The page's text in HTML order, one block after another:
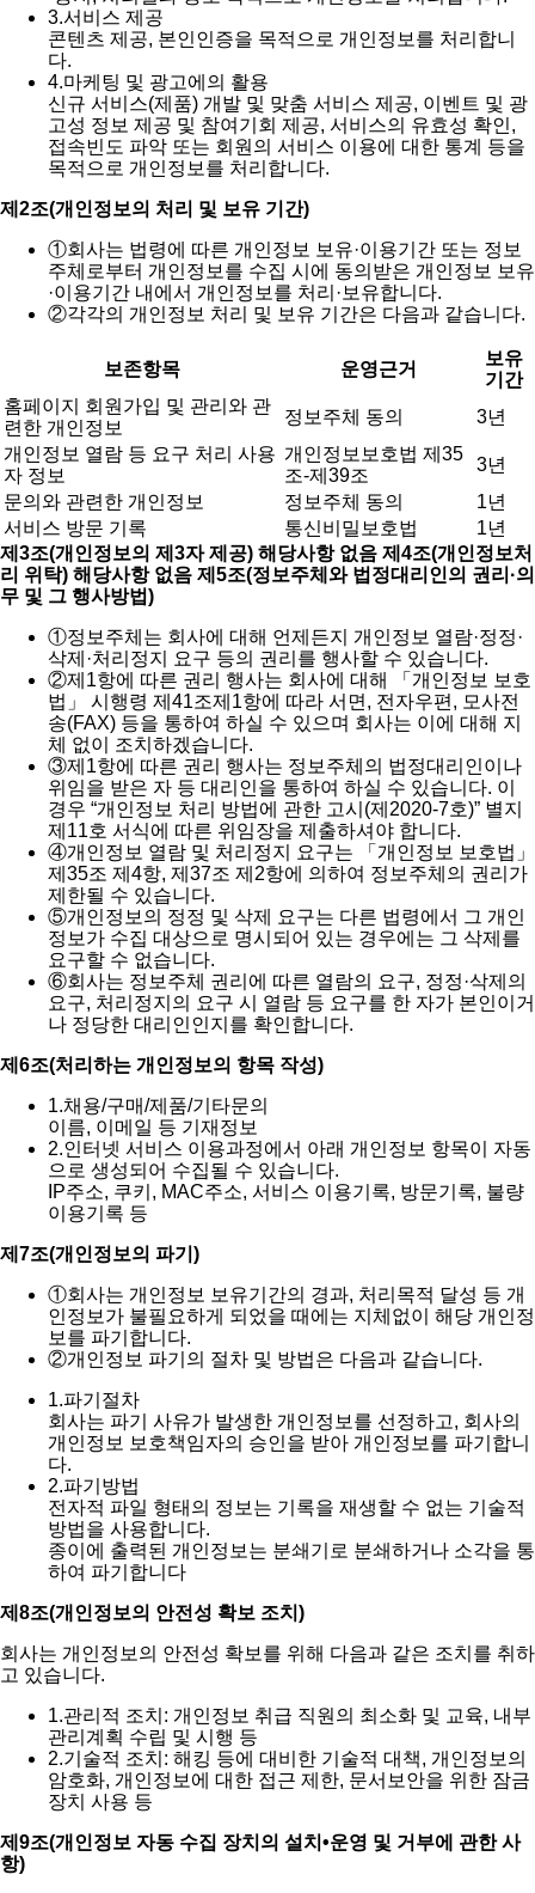
3.서비스 제공
콘텐츠 제공, 본인인증을 목적으로 개인정보를 처리합니
다.
4.마케팅 및 광고에의 활용
신규 서비스(제품) 개발 및 맞춤 서비스 제공, 이벤트 및 광
고성 정보 제공 및 참여기회 제공, 서비스의 유효성 확인,
접속빈도 파악 또는 회원의 서비스 이용에 대한 통계 등을
목적으로 개인정보를 처리합니다.
제2조(개인정보의 처리 및 보유 기간)
①회사는 법령에 따른 개인정보 보유·이용기간 또는 정보
주체로부터 개인정보를 수집 시에 동의받은 개인정보 보유
·이용기간 내에서 개인정보를 처리·보유합니다.
②각각의 개인정보 처리 및 보유 기간은 다음과 같습니다.
보존항목 운영근거
보유
기간
홈페이지 회원가입 및 관리와 관
련한 개인정보
정보주체 동의
3년
개인정보 열람 등 요구 처리 사용
자 정보
개인정보보호법 제35
조-제39조
3년
문의와 관련한 개인정보
정보주체 동의
1년
서비스 방문 기록
통신비밀보호법
1년
제3조(개인정보의 제3자 제공) 해당사항 없음 제4조(개인정보처
리 위탁) 해당사항 없음 제5조(정보주체와 법정대리인의 권리·의
무 및 그 행사방법)
①정보주체는 회사에 대해 언제든지 개인정보 열람·정정·
삭제·처리정지 요구 등의 권리를 행사할 수 있습니다.
②제1항에 따른 권리 행사는 회사에 대해 「개인정보 보호
법」 시행령 제41조제1항에 따라 서면, 전자우편, 모사전
송(FAX) 등을 통하여 하실 수 있으며 회사는 이에 대해 지
체 없이 조치하겠습니다.
③제1항에 따른 권리 행사는 정보주체의 법정대리인이나
위임을 받은 자 등 대리인을 통하여 하실 수 있습니다. 이
경우 “개인정보 처리 방법에 관한 고시(제2020-7호)” 별지
제11호 서식에 따른 위임장을 제출하셔야 합니다.
④개인정보 열람 및 처리정지 요구는 「개인정보 보호법」
제35조 제4항, 제37조 제2항에 의하여 정보주체의 권리가
제한될 수 있습니다.
⑤개인정보의 정정 및 삭제 요구는 다른 법령에서 그 개인
정보가 수집 대상으로 명시되어 있는 경우에는 그 삭제를
요구할 수 없습니다.
⑥회사는 정보주체 권리에 따른 열람의 요구, 정정·삭제의
요구, 처리정지의 요구 시 열람 등 요구를 한 자가 본인이거
나 정당한 대리인인지를 확인합니다.
제6조(처리하는 개인정보의 항목 작성)
1.채용/구매/제품/기타문의
이름, 이메일 등 기재정보
2.인터넷 서비스 이용과정에서 아래 개인정보 항목이 자동
으로 생성되어 수집될 수 있습니다.
IP주소, 쿠키, MAC주소, 서비스 이용기록, 방문기록, 불량
이용기록 등
제7조(개인정보의 파기)
①회사는 개인정보 보유기간의 경과, 처리목적 달성 등 개
인정보가 불필요하게 되었을 때에는 지체없이 해당 개인정
보를 파기합니다.
②개인정보 파기의 절차 및 방법은 다음과 같습니다.
1.파기절차
회사는 파기 사유가 발생한 개인정보를 선정하고, 회사의
개인정보 보호책임자의 승인을 받아 개인정보를 파기합니
다.
2.파기방법
전자적 파일 형태의 정보는 기록을 재생할 수 없는 기술적
방법을 사용합니다.
종이에 출력된 개인정보는 분쇄기로 분쇄하거나 소각을 통
하여 파기합니다
제8조(개인정보의 안전성 확보 조치)
회사는 개인정보의 안전성 확보를 위해 다음과 같은 조치를 취하
고 있습니다.
1.관리적 조치: 개인정보 취급 직원의 최소화 및 교육, 내부
관리계획 수립 및 시행 등
2.기술적 조치: 해킹 등에 대비한 기술적 대책, 개인정보의
암호화, 개인정보에 대한 접근 제한, 문서보안을 위한 잠금
장치 사용 등
제9조(개인정보 자동 수집 장치의 설치•운영 및 거부에 관한 사
항)